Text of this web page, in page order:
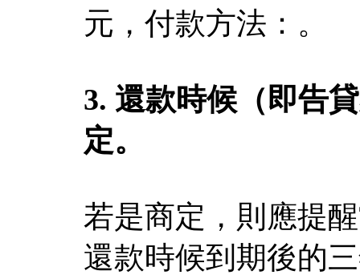
元，付款方法：。
3. 還款時候（即告
定。
若是商定，則應提
還款時候到期後的